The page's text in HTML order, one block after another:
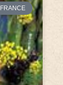
FRANCE